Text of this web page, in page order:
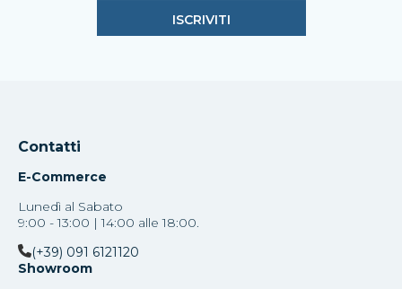
Contatti
E-Commerce
Lunedì al Sabato
9:00 - 13:00 | 14:00 alle 18:00.
(+39) 091 6121120
Showroom